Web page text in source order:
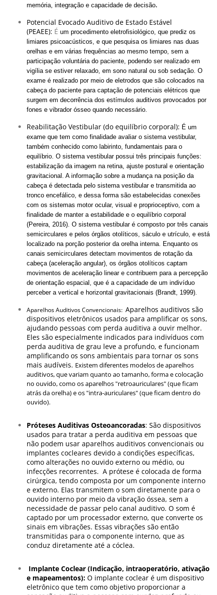
memória, integração e capacidade de decisão.
Potencial Evocado Auditivo de Estado Estável
(PEAEE): É um procedimento eletrofisiológico, que prediz os
limiares psicoacústicos, e que pesquisa os limiares nas duas
orelhas e em várias frequências ao mesmo tempo, sem a
participação voluntária do paciente, podendo ser realizado em
vigília se estiver relaxado, em sono natural ou sob sedação. O
exame é realizado por meio de eletrodos que são colocados na
cabeça do paciente para captação de potenciais elétricos que
surgem em decorrência dos estímulos auditivos provocados por
fones e vibrador ósseo quando necessário.
Reabilitação Vestibular (do equilíbrio corporal): É um
exame que tem como finalidade avaliar o sistema vestibular,
também conhecido como labirinto, fundamentais para o
equilíbrio . O sistema vestibular possui três principais funções:
estabilização da imagem na retina, ajuste postural e orientação
gravitacional. A informação sobre a mudança na posição da
cabeça é detectada pelo sistema vestibular e transmitida ao
tronco encefálico, e dessa forma são estabelecidas conexões
com os sistemas motor ocular, visual e proprioceptivo, com a
finalidade de manter a estabilidade e o equilíbrio corporal
(Pereira, 2016). O sistema vestibular é composto por três canais
semicirculares e pelos órgãos otolíticos, sáculo e utrículo, e está
localizado na porção posterior da orelha interna. Enquanto os
canais semicirculares detectam movimentos de rotação da
cabeça (aceleração angular), os órgãos otolíticos captam
movimentos de aceleração linear e contribuem para a percepção
de orientação espacial, que é a capacidade de um indivíduo
perceber a vertical e horizontal gravitacionais (Brandt, 1999).
Aparelhos Auditivos Convencionais: Aparelhos auditivos são
dispositivos eletrônicos usados para amplificar os sons,
ajudando pessoas com perda auditiva a ouvir melhor.
Eles são especialmente indicados para indivíduos com
perda auditiva de grau leve a profundo, e funcionam
amplificando os sons ambientais para tornar os sons
mais audíveis. Existem diferentes modelos de aparelhos
auditivos, que variam quanto ao tamanho, forma e colocação
no ouvido, como os aparelhos "retroauriculares" (que ficam
atrás da orelha) e os "intra-auriculares" (que ficam dentro do
ouvido).
Próteses Auditivas Osteoancoradas: São dispositivos
usados para tratar a perda auditiva em pessoas que
não podem usar aparelhos auditivos convencionais ou
implantes cocleares devido a condições específicas,
como alterações no ouvido externo ou médio, ou
infecções recorrentes. A prótese é colocada de forma
cirúrgica, tendo composta por um componente interno
e externo. Elas transmitem o som diretamente para o
ouvido interno por meio da vibração óssea, sem a
necessidade de passar pelo canal auditivo. O som é
captado por um processador externo, que converte os
sinais em vibrações. Essas vibrações são então
transmitidas para o componente interno, que as
conduz diretamente até a cóclea.
Implante Coclear (Indicação, intraoperatório, ativação
e mapeamentos): O implante coclear é um dispositivo
eletrônico que tem como objetivo proporcionar a